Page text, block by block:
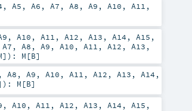
, A5 , A6 , A7 , A8 , A9 , A10 , A11 ,
, A10 , A11 , A12 , A13 , A14 , A15 ,
A7 , A8 , A9 , A10 , A11 , A12 , A13 ,
] ) : M [B]
, A8 , A9 , A10 , A11 , A12 , A13 , A14 ,
) : M [B]
, A10 , A11 , A12 , A13 , A14 , A15 ,